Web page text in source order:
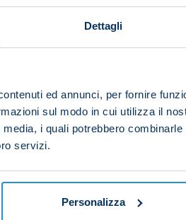
Dettagli
ed annunci, per fornire
sul modo in cui utilizza il
i quali potrebbero
servizi.
Personalizza